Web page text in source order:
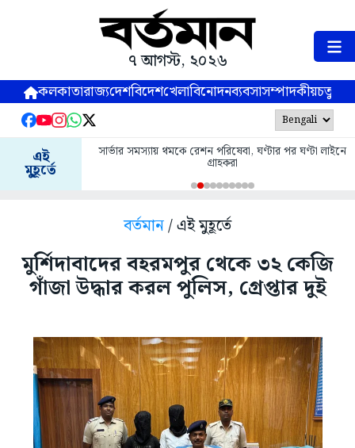
৭ আগস্ট, ২০২৬
কলকাতারাজ্যদেশবিদেশখেলাবিনোদনব্যবসাসম্পাদকীয়
এই
মুহূর্তে
সার্ভার সমস্যায় থমকে রেশন পরিষেবা, ঘণ্টার পর ঘণ্টা লাইনে
গ্রাহকরা
বর্তমান/ এই মুহূর্তে
মুর্শিদাবাদের বহরমপুর থেকে ৩২ কেজি
গাঁজা উদ্ধার করল পুলিস, গ্রেপ্তার দুই